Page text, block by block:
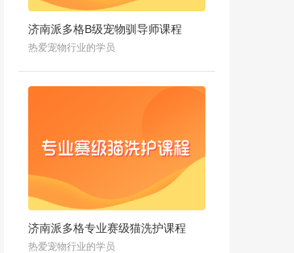
济南派多格B级宠物驯导师课程
热爱宠物行业的学员
济南派多格专业赛级猫洗护课程
热爱宠物行业的学员